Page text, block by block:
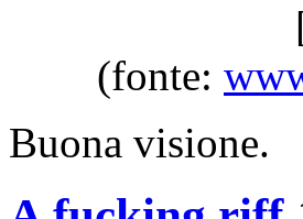
(fonte:
Buona visione.